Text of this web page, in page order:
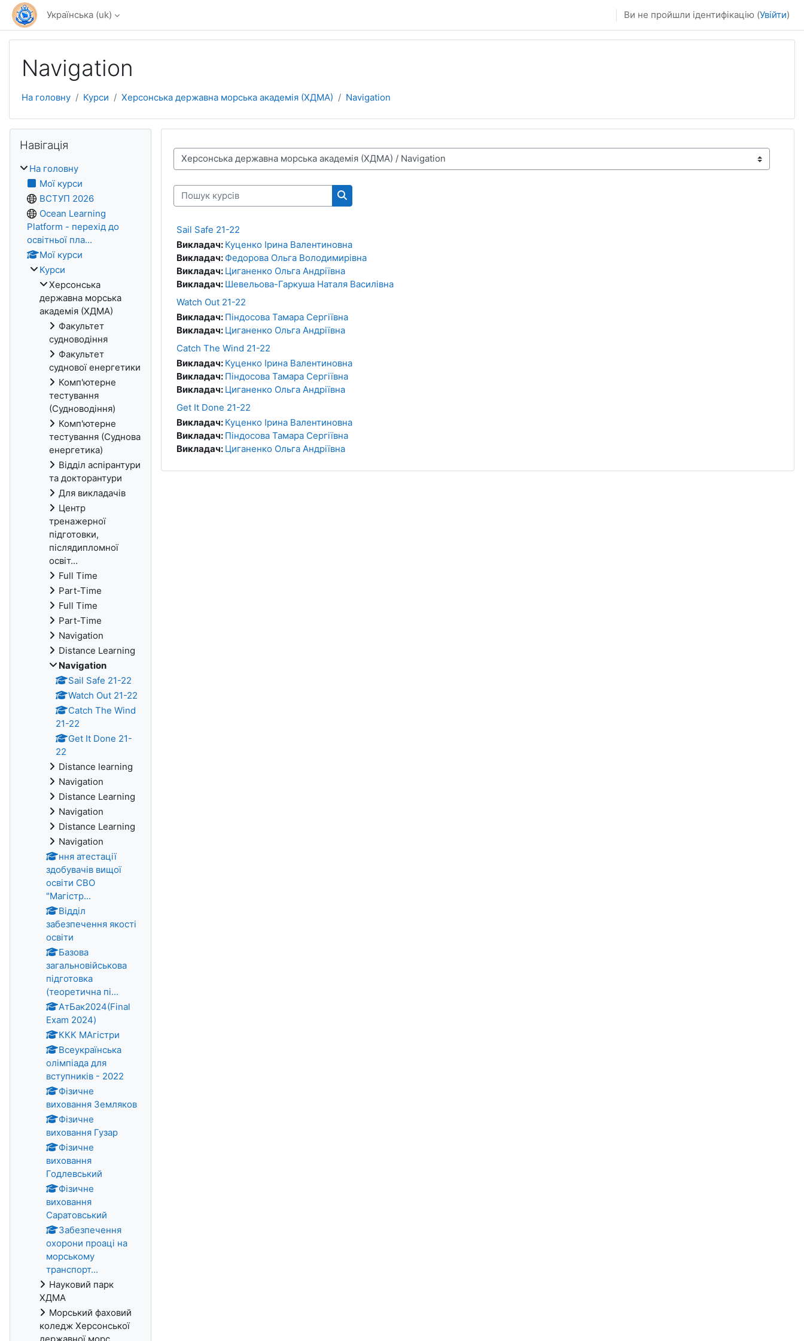
Перейти до головного вмісту
Українська ‎(uk)‎ Ви не пройшли ідентифікацію (Увійти)
Navigation
На головну Курси Херсонська державна морська академія (ХДМА) Navigation
Категорії курсів
Пошук курсів
Пошук курсів
Sail Safe 21-22
Викладач: Куценко Ірина Валентиновна
Викладач: Федорова Ольга Володимирівна
Викладач: Циганенко Ольга Андріївна
Викладач: Шевельова-Гаркуша Наталя Василівна
Watch Out 21-22
Викладач: Піндосова Тамара Сергіївна
Викладач: Циганенко Ольга Андріївна
Catch The Wind 21-22
Викладач: Куценко Ірина Валентиновна
Викладач: Піндосова Тамара Сергіївна
Викладач: Циганенко Ольга Андріївна
Get It Done 21-22
Викладач: Куценко Ірина Валентиновна
Викладач: Піндосова Тамара Сергіївна
Викладач: Циганенко Ольга Андріївна
Навігація
На головну
Мої курси
ВСТУП 2026
Ocean Learning
Platform - перехід до
освітньої пла...
Мої курси
Курси
Херсонська
державна морська
академія (ХДМА)
Факультет
судноводіння
Факультет
суднової енергетики
Комп'ютерне
тестування
(Судноводіння)
Комп'ютерне
тестування (Суднова
енергетика)
Відділ аспірантури
та докторантури
Для викладачів
Центр
тренажерної
підготовки,
післядипломної
освіт...
Full Time
Part-Time
Full Time
Part-Time
Navigation
Distance Learning
Navigation
Sail Safe 21-22
Watch Out 21-22
Catch The Wind
21-22
Get It Done 21-
22
Distance learning
Navigation
Distance Learning
Navigation
Distance Learning
Navigation
ння атестації
здобувачів вищої
освіти СВО
"Магістр...
Відділ
забезпечення якості
освіти
Базова
загальновійськова
підготовка
(теоретична пі...
АтБак2024(Final
Exam 2024)
ККК МАгістри
Всеукраїнська
олімпіада для
вступників - 2022
Фізичне
виховання Земляков
Фізичне
виховання Гузар
Фізичне
виховання
Годлевський
Фізичне
виховання
Саратовський
Забезпечення
охорони проаці на
морському
транспорт...
Науковий парк
ХДМА
Морський фаховий
коледж Херсонської